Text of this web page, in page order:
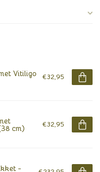
Vitiligo €32,95
cm) €32,95
-